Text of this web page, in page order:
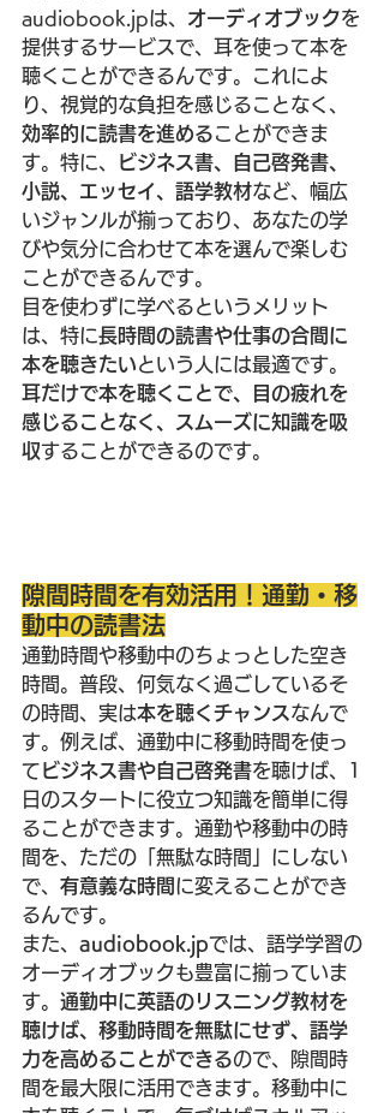
audiobook.jpは、 オーディオブックを
提供するサービスで、耳を使って本を
聴くことができるんです。これによ
り、視覚的な負担を感じることなく、
効率的に読書を進めることができま
す。特に、
ビジネス書、自己啓発書、
小説、エッセイ、語学教材など、幅広
いジャンルが揃っており、あなたの学
びや気分に合わせて本を選んで楽しむ
ことができるんです。
目を使わずに学べるというメリット
は、特に長時間の読書や仕事の合間に
本を聴きたいという人には最適です。
耳だけで本を聴くことで、目の疲れを
感じることなく、スムーズに知識を吸
収することができるのです。
隙間時間を有効活用！通勤・移
動中の読書法
通勤時間や移動中のちょっとした空き
時間。普段、何気なく過ごしているそ
の時間、実は本を聴くチャンスなんで
す。例えば、通勤中に移動時間を使っ
て ビジネス書や自己啓発書を聴けば、1
日のスタートに役立つ知識を簡単に得
ることができます。通勤や移動中の時
間を、ただの「無駄な時間」にしない
で、 有意義な時間に変えることができ
るんです。
また、 audiobook.jpでは、語学学習の
オーディオブックも豊富に揃っていま
す。 通勤中に英語のリスニング教材を
聴けば、移動時間を無駄にせず、語学
力を高めることができるので、隙間時
間を最大限に活用できます。移動中に